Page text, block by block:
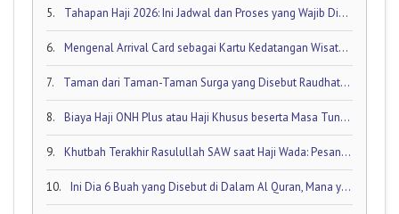
5. Tahapan Haji 2026: Ini Jadwal dan Proses yang Wajib Diketahui oleh Calon Jamaah Haji
6. Mengenal Arrival Card sebagai Kartu Kedatangan Wisatawan!
7. Taman dari Taman-Taman Surga yang Disebut Raudhatul Jannah
8. Biaya Haji ONH Plus atau Haji Khusus beserta Masa Tunggunya: Ini Rinciannya!
9. Khutbah Terakhir Rasulullah SAW saat Haji Wada: Pesan Abadi untuk Umat Islam
10. Ini Dia 6 Buah yang Disebut di Dalam Al Quran, Mana yang Favorit Anda?